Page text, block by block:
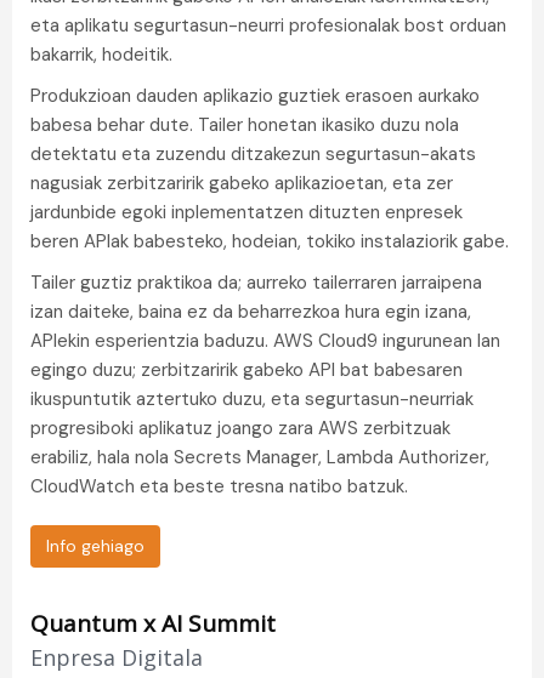
eta aplikatu segurtasun-neurri profesionalak bost orduan
bakarrik, hodeitik.
Produkzioan dauden aplikazio guztiek erasoen aurkako
babesa behar dute. Tailer honetan ikasiko duzu nola
detektatu eta zuzendu ditzakezun segurtasun-akats
nagusiak zerbitzaririk gabeko aplikazioetan, eta zer
jardunbide egoki inplementatzen dituzten enpresek
beren APIak babesteko, hodeian, tokiko instalaziorik gabe.
Tailer guztiz praktikoa da; aurreko tailerraren jarraipena
izan daiteke, baina ez da beharrezkoa hura egin izana,
APIekin esperientzia baduzu. AWS Cloud9 ingurunean lan
egingo duzu; zerbitzaririk gabeko API bat babesaren
ikuspuntutik aztertuko duzu, eta segurtasun-neurriak
progresiboki aplikatuz joango zara AWS zerbitzuak
erabiliz, hala nola Secrets Manager, Lambda Authorizer,
CloudWatch eta beste tresna natibo batzuk.
Info gehiago
Quantum x AI Summit
Enpresa Digitala